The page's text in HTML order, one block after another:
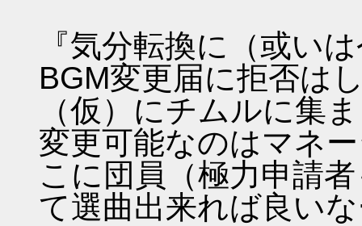
『気分転換に（或い
BGM変更届に拒否は
（仮）にチムルに集
変更可能なのはマネ
こに団員（極力申請
て選曲出来れば良い